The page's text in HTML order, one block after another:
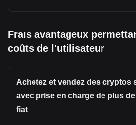
Frais avantageux
coûts de l'utilisateur
Achetez et vendez des cryptos
avec prise en charge de plus
fiat